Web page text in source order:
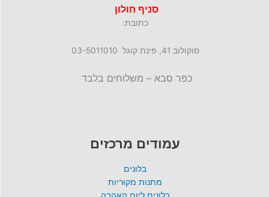
סניף חולון
כתובת:
סוקולוב 41, פינת קוגל 03-5011010
כפר סבא – משלוחים בלבד
עמודים מרכזים
בלונים
מתנות מקוריות